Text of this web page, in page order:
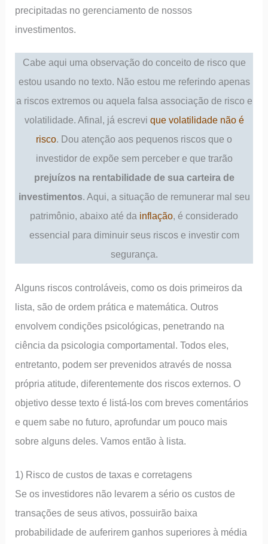
precipitadas no gerenciamento de nossos
investimentos.
Cabe aqui uma observação do conceito de risco que
estou usando no texto. Não estou me referindo apenas
a riscos extremos ou aquela falsa associação de risco e
volatilidade. Afinal, já escrevi que volatilidade não é
risco. Dou atenção aos pequenos riscos que o
investidor de expõe sem perceber e que trarão
prejuízos na rentabilidade de sua carteira de
investimentos. Aqui, a situação de remunerar mal seu
patrimônio, abaixo até da inflação, é considerado
essencial para diminuir seus riscos e investir com
segurança.
Alguns riscos controláveis, como os dois primeiros da
lista, são de ordem prática e matemática. Outros
envolvem condições psicológicas, penetrando na
ciência da psicologia comportamental. Todos eles,
entretanto, podem ser prevenidos através de nossa
própria atitude, diferentemente dos riscos externos. O
objetivo desse texto é listá-los com breves comentários
e quem sabe no futuro, aprofundar um pouco mais
sobre alguns deles. Vamos então à lista.
1) Risco de custos de taxas e corretagens
Se os investidores não levarem a sério os custos de
transações de seus ativos, possuirão baixa
probabilidade de auferirem ganhos superiores à média